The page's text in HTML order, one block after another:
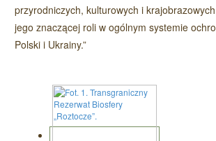
przyrodniczych, kulturowych i
jego znaczącej roli w ogólnym systemie
Polski i Ukrainy.”